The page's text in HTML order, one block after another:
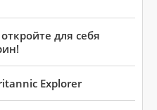
для себя
Explorer